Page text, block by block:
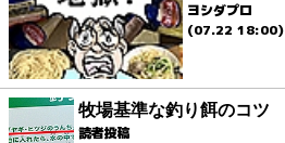
ヨシダプロ
(07.22 18:00)
牧場基準な釣り餌のコツ
読者投稿